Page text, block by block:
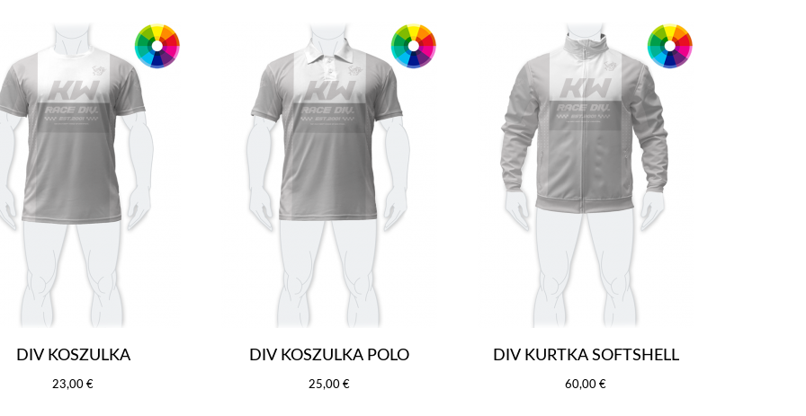
DIV KOSZULKA
23,00 €
DIV KOSZULKA POLO
25,00 €
DIV KURTKA SOFTSHELL
60,00 €